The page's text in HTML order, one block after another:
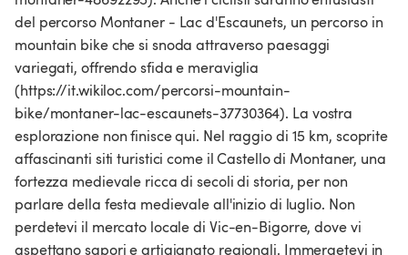
del percorso Montaner - Lac d'Escaunets, un percorso in
mountain bike che si snoda attraverso paesaggi
variegati, offrendo sfida e meraviglia
(https://it.wikiloc.com/percorsi-mountain-
bike/montaner-lac-escaunets-37730364). La vostra
esplorazione non finisce qui. Nel raggio di 15 km, scoprite
affascinanti siti turistici come il Castello di Montaner, una
fortezza medievale ricca di secoli di storia, per non
parlare della festa medievale all'inizio di luglio. Non
perdetevi il mercato locale di Vic-en-Bigorre, dove vi
aspettano sapori e artigianato regionali. Immergetevi in